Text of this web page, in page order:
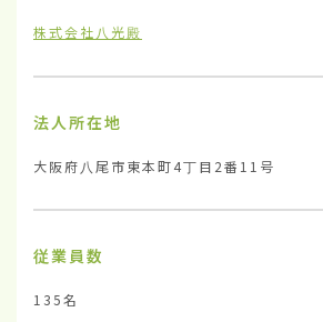
株式会社八光殿
法人所在地
大阪府八尾市東本町4丁目2番11号
従業員数
135名